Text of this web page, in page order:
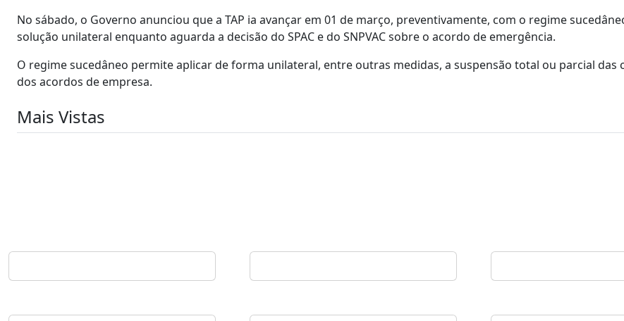
No sábado, o Governo anunciou que a TAP ia avançar em 01 de março, preventivamente, com o regime
solução unilateral enquanto aguarda a decisão do SPAC e do SNPVAC sobre o acordo de emergência.
O regime sucedâneo permite aplicar de forma unilateral, entre outras medidas, a suspensão total ou parcial das
dos acordos de empresa.
Mais Vistas